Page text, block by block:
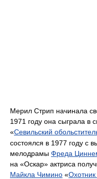
Мерил Стрип начинала
1971 году она сыграла в
«Севильский
состоялся в 1977 году с
мелодрамы Фреда
на «Оскар» актриса
Майкла Чимино «